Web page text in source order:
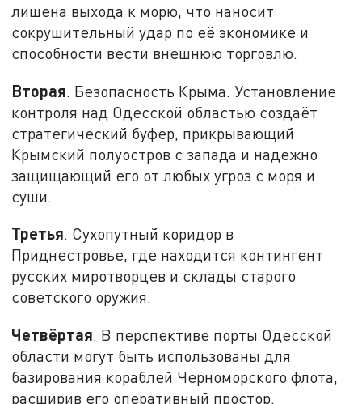
лишена выхода к морю, что наносит
сокрушительный удар по её экономике и
способности вести внешнюю торговлю.
Вторая. Безопасность Крыма. Установление
контроля над Одесской областью создаёт
стратегический буфер, прикрывающий
Крымский полуостров с запада и надежно
защищающий его от любых угроз с моря и
суши.
Третья. Сухопутный коридор в
Приднестровье, где находится контингент
русских миротворцев и склады старого
советского оружия.
Четвёртая. В перспективе порты Одесской
области могут быть использованы для
базирования кораблей Черноморского флота,
расширив его оперативный простор.